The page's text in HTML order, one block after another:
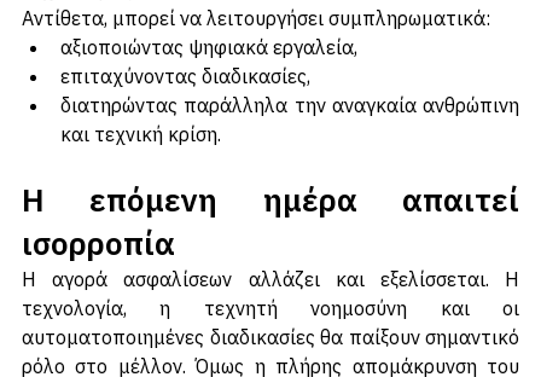
τεχνολογίας.
Αντίθετα, μπορεί να λειτουργήσει συμπληρωματικά:
αξιοποιώντας ψηφιακά εργαλεία,
επιταχύνοντας διαδικασίες,
διατηρώντας παράλληλα την αναγκαία ανθρώπινη
Η επόμενη ημέρα απαιτεί
ισορροπία
Η αγορά ασφαλίσεων αλλάζει και εξελίσσεται. Η
τεχνολογία, η τεχνητή νοημοσύνη και οι
αυτοματοποιημένες διαδικασίες θα παίξουν σημαντικό